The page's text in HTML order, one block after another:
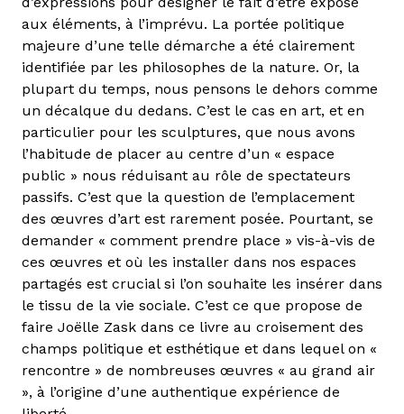
aux éléments, à l’imprévu. La portée politique
majeure d’une telle démarche a été clairement
identifiée par les philosophes de la nature. Or, la
plupart du temps, nous pensons le dehors comme
un décalque du dedans. C’est le cas en art, et en
particulier pour les sculptures, que nous avons
l’habitude de placer au centre d’un « espace
public » nous réduisant au rôle de spectateurs
passifs. C’est que la question de l’emplacement
des œuvres d’art est rarement posée. Pourtant, se
demander « comment prendre place » vis-à-vis de
ces œuvres et où les installer dans nos espaces
partagés est crucial si l’on souhaite les insérer dans
le tissu de la vie sociale. C’est ce que propose de
faire Joëlle Zask dans ce livre au croisement des
champs politique et esthétique et dans lequel on «
rencontre » de nombreuses œuvres « au grand air
», à l’origine d’une authentique expérience de